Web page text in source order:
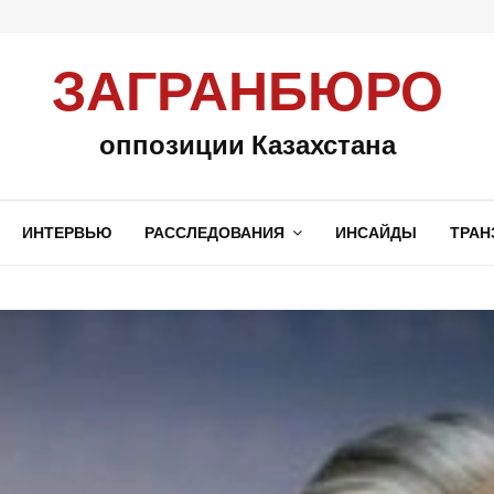
ЗАГРАНБЮРО
оппозиции Казахстана
ИНТЕРВЬЮ РАССЛЕДОВАНИЯ ИНСАЙДЫ